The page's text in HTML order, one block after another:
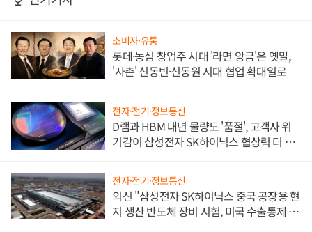
소비자·유통
롯데·농심 창업주 시대 '라면 앙금'은 옛말,
'사촌' 신동빈·신동원 시대 협업 확대일로
전자·전기·정보통신
D램과 HBM 내년 물량도 '품절', 고객사 위
기감이 삼성전자 SK하이닉스 협상력 더 키
전자·전기·정보통신
외신 "삼성전자 SK하이닉스 중국 공장용 현
지 생산 반도체 장비 시험, 미국 수출통제 대